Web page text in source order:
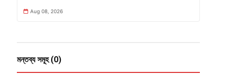
Aug 08, 2026
মন্তব্য সমূহ (0)